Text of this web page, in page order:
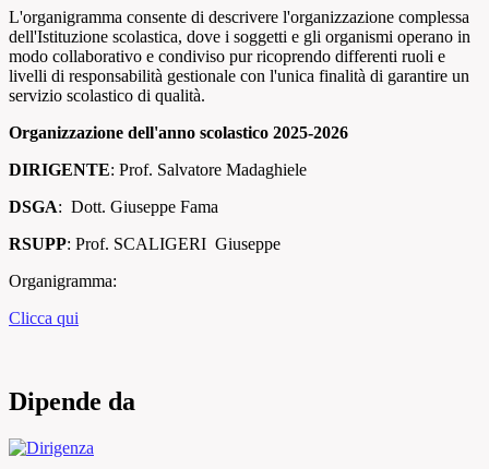
L'organigramma consente di descrivere l'organizzazione complessa
dell'Istituzione scolastica, dove i soggetti e gli organismi operano in
modo collaborativo e condiviso pur ricoprendo differenti ruoli e
livelli di responsabilità gestionale con l'unica finalità di garantire un
servizio scolastico di qualità.
Organizzazione dell'anno scolastico 2025-2026
DIRIGENTE: Prof. Salvatore Madaghiele
DSGA: Dott. Giuseppe Fama
RSUPP: Prof. SCALIGERI Giuseppe
Organigramma:
Clicca qui
Dipende da